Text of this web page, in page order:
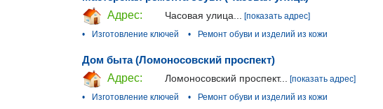
Адрес:
Часовая улица... [показать адрес]
•
Изготовление ключей • Ремонт обуви и изделий из кожи
Дом быта (Ломоносовский проспект)
Адрес:
Ломоносовский проспект...
[показать адрес]
•
Изготовление ключей • Ремонт обуви и изделий из кожи